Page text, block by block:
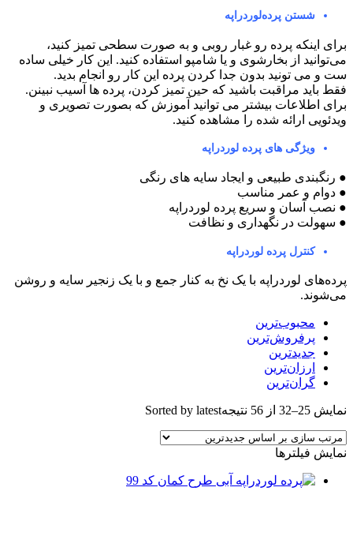
شستن پرده‌لوردراپه
اینکه پرده رو غبار روبی و به صورت سطحی تمیز کنید،
از بخارشوی و یا شامپو استفاده کنید. این کار خیلی ساده
و می تونید بدون جدا کردن پرده این کار رو انجام بدید.
باید مراقبت باشید که حین تمیز کردن، پرده ها آسیب نبینن.
اطلاعات بیشتر می توانید آموزش که بصورت تصویری و
ارائه شده را مشاهده کنید.
ویژگی های پرده لوردراپه
رنگبندی طبیعی و ایجاد سایه های رنگی
دوام و عمر مناسب
نصب آسان و سريع پرده لوردراپه
سهولت در نگهداری و نظافت
کنترل پرده لوردراپه
لوردراپه با یک نخ به کنار جمع و با یک زنجیر سایه و روشن
محبوب‌ترین
پرفروش‌ترین
جدیدترین
ارزان‌ترین
گران‌ترین
25–32 از 56 نتیجه Sorted by latest
فیلترها